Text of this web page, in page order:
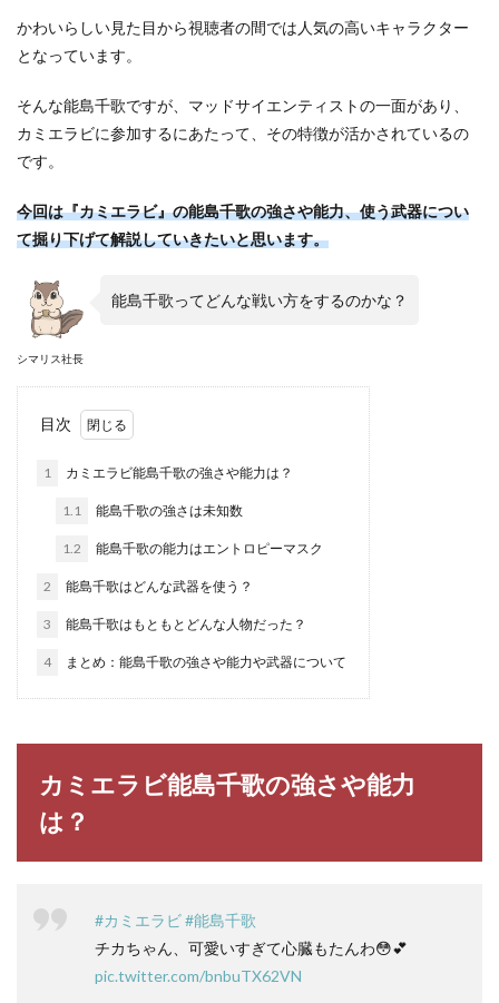
かわいらしい見た目から視聴者の間では人気の高いキャラクター
となっています。
そんな能島千歌ですが、マッドサイエンティストの一面があり、
カミエラビに参加するにあたって、その特徴が活かされているの
です。
今回は『カミエラビ』の能島千歌の強さや能力、使う武器につい
て掘り下げて解説していきたいと思います。
シマリス社長
能島千歌ってどんな戦い方をするのかな？
目次
1 カミエラビ能島千歌の強さや能力は？
1.1 能島千歌の強さは未知数
1.2 能島千歌の能力はエントロピーマスク
2 能島千歌はどんな武器を使う？
3 能島千歌はもともとどんな人物だった？
4 まとめ：能島千歌の強さや能力や武器について
カミエラビ能島千歌の強さや能力
は？
#カミエラビ#能島千歌
チカちゃん、可愛いすぎて心臓もたんわ😳💕
pic.twitter.com/bnbuTX62VN